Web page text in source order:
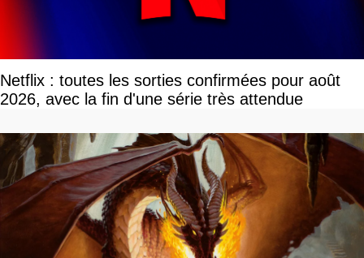
Netflix : toutes les sorties confirmées pour août
2026, avec la fin d'une série très attendue